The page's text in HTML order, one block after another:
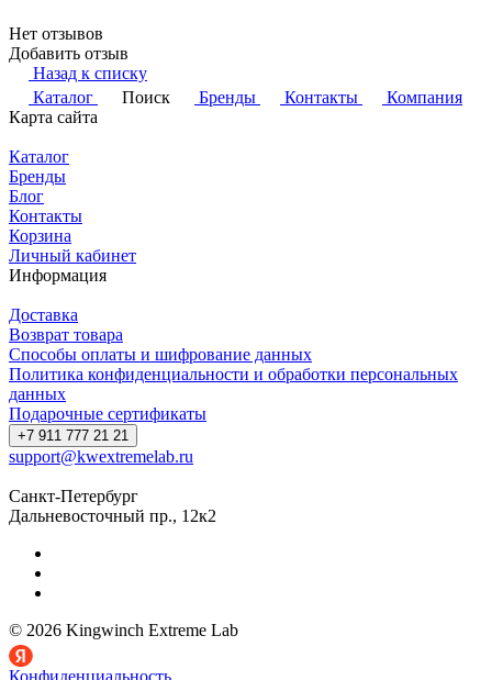
Нет отзывов
Добавить отзыв
Назад к списку
Каталог
Поиск Бренды Контакты
Компания
Карта сайта
Каталог
Бренды
Блог
Контакты
Корзина
Личный кабинет
Информация
Доставка
Возврат товара
Способы оплаты и шифрование данных
Политика конфиденциальности и обработки персональных
данных
Подарочные сертификаты
+7 911 777 21 21
support@kwextremelab.ru
Санкт-Петербург
Дальневосточный пр., 12к2
© 2026 Kingwinch Extreme Lab
Конфиденциальность